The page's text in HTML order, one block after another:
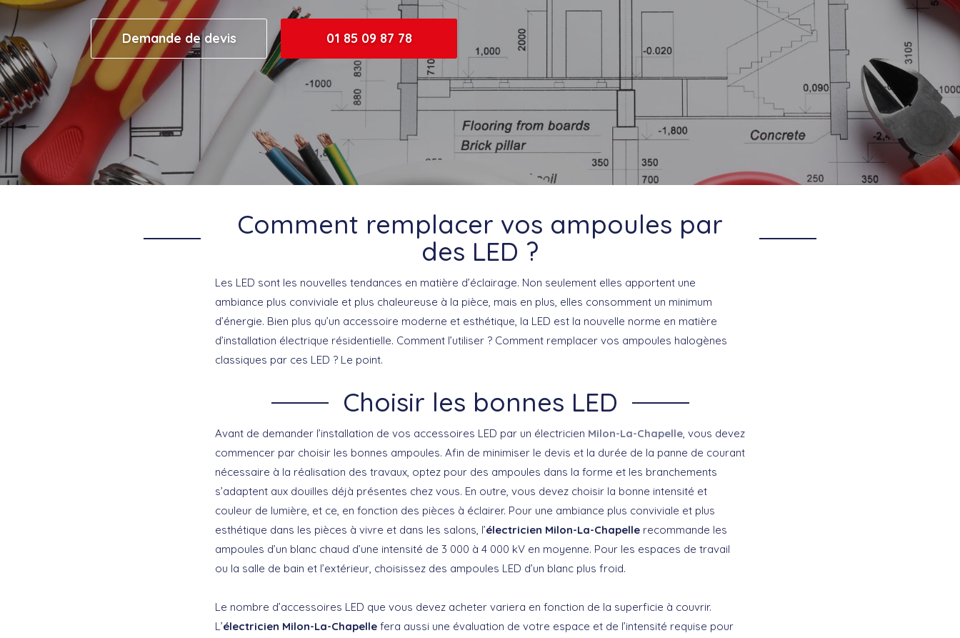
Demande de devis 01 85 09 87 78
Comment remplacer vos ampoules par
des LED ?
Les LED sont les nouvelles tendances en matière d’éclairage. Non seulement elles apportent une
ambiance plus conviviale et plus chaleureuse à la pièce, mais en plus, elles consomment un minimum
d’énergie. Bien plus qu’un accessoire moderne et esthétique, la LED est la nouvelle norme en matière
d’installation électrique résidentielle. Comment l’utiliser ? Comment remplacer vos ampoules halogènes
classiques par ces LED ? Le point.
Choisir les bonnes LED
Avant de demander l’installation de vos accessoires LED par un électricien Milon-La-Chapelle, vous devez
commencer par choisir les bonnes ampoules. Afin de minimiser le devis et la durée de la panne de courant
nécessaire à la réalisation des travaux, optez pour des ampoules dans la forme et les branchements
s’adaptent aux douilles déjà présentes chez vous. En outre, vous devez choisir la bonne intensité et
couleur de lumière, et ce, en fonction des pièces à éclairer. Pour une ambiance plus conviviale et plus
esthétique dans les pièces à vivre et dans les salons, l’électricien Milon-La-Chapelle recommande les
ampoules d’un blanc chaud d’une intensité de 3 000 à 4 000 kV en moyenne. Pour les espaces de travail
ou la salle de bain et l’extérieur, choisissez des ampoules LED d’un blanc plus froid.
Le nombre d’accessoires LED que vous devez acheter variera en fonction de la superficie à couvrir.
L’électricien Milon-La-Chapelle fera aussi une évaluation de votre espace et de l’intensité requise pour